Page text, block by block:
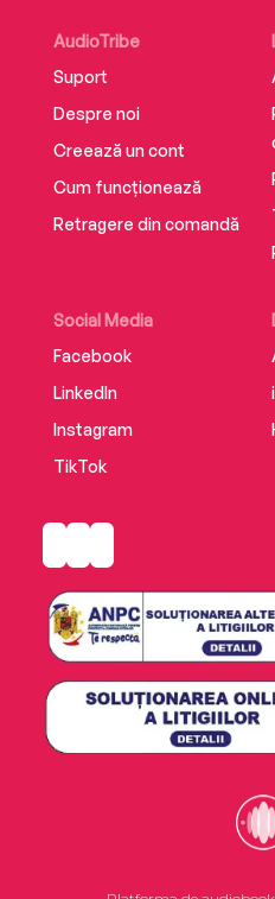
AudioTribe
Suport
Despre noi
Creează un cont
Cum funcționează
Retragere din comandă
Social Media
Facebook
LinkedIn
Instagram
TikTok